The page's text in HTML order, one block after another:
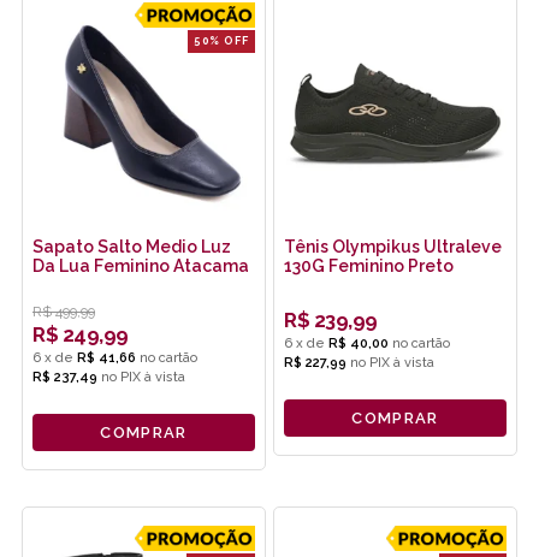
50% OFF
Sapato Salto Medio Luz
Da Lua Feminino Atacama
R$ 499,99
R$ 249,99
6 x de R$ 41,66
R$ 237,49 no PIX
COMPRAR
Tênis Olympikus Ultraleve
130G Feminino Preto
R$ 239,99
6 x de R$ 40,00
R$ 227,99 no PIX
COMPRAR